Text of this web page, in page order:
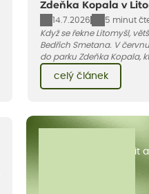
Zdeňka Kopala v
14.7.2026
5 minut
Když se řekne Litomyšl,
Bedřich Smetana. V
do parku Zdeňka Kopala,
nim pár řádků o tom, jak
celý článek
Lorem ipsum dolor